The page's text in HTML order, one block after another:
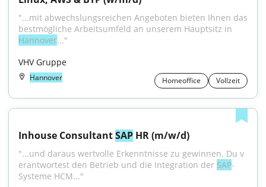
"...mit abwechslungsreichen Angeboten bieten Ihnen das
Hannover..."
VHV Gruppe
Hannover Homeoffice Vollzeit
Inhouse Consultant SAP HR (m/w/d)
"...und daraus wertvolle Erkenntnisse zu gewinnen. Du v
erantwortest den Betrieb und die Integration der SAP-
Systeme HCM..."